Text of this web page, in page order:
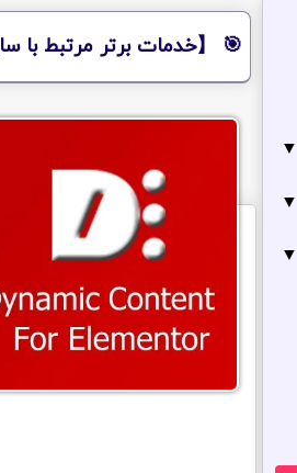
▼
▼
▼
🎯 【خدمات برتر مرتبط با